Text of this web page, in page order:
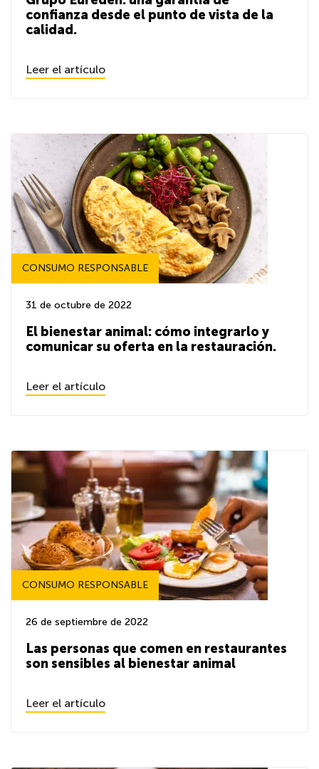
confianza desde el punto de vista de la
calidad.
Leer el artículo
CONSUMO RESPONSABLE
31 de octubre de 2022
El bienestar animal: cómo integrarlo y
comunicar su oferta en la restauración.
Leer el artículo
CONSUMO RESPONSABLE
26 de septiembre de 2022
Las personas que comen en restaurantes
son sensibles al bienestar animal
Leer el artículo